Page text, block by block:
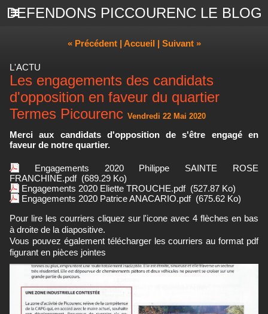
DEFENDONS PICCOURENC LE BLOG
« Précédent | Accueil | Suivant »
L'ACTU
Les engagements des candidats
d'opposition en faveur du quartier
Termes Picourenc Vendredi 22 Mai 2020
Merci aux candidats d'opposition de s'être engagé en
faveur de notre quartier.
Engagements 2020 Philippe SAINTE ROSE
FRANCHINE.pdf (689.29 Ko)
Engagements 2020 Eliette TROUCHE.pdf (527.87 Ko)
Engagements 2020 Patrice ANACARIO.pdf (675.62 Ko)
Pour lire les courriers cliquez sur l'icone avec 4 flèches en bas
à droite de la diapositive.
Vous pouvez également télécharger les courriers au format pdf
figurant en pièces jointes